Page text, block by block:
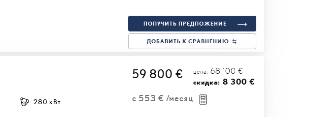
ПОЛУЧИТЬ ПРЕДЛОЖЕНИЕ
ДОБАВИТЬ К СРАВНЕНИЮ
59 800 € цена: 68 100 €
скидка: 8 300 €
с 553 € /месяц
280 кВт